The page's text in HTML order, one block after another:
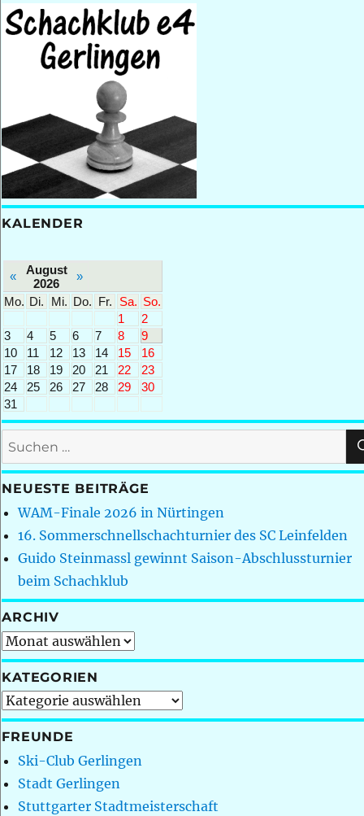
KALENDER
«
August
2026
»
Mo. Di. Mi. Do. Fr. Sa. So.
1
2
3
4 5 6 7 8
9
10
11 12 13 14 15
16
17
18 19 20 21 22
23
24
25 26 27 28 29
30
31
Suchen
nach:
NEUESTE BEITRÄGE
WAM-Finale 2026 in Nürtingen
16. Sommerschnellschachturnier des SC Leinfelden
Guido Steinmassl gewinnt Saison-Abschlussturnier
beim Schachklub
ARCHIV
Archiv
KATEGORIEN
Kategorien
FREUNDE
Ski-Club Gerlingen
Stadt Gerlingen
Stuttgarter Stadtmeisterschaft